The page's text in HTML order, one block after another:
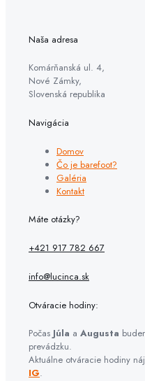
Naša adresa
Komárňanská ul. 4,
Nové Zámky,
Slovenská republika
Navigácia
Domov
Čo je barefoot?
Galéria
Kontakt
Máte otázky?
+421 917 782 667
info@lucinca.sk
Otváracie hodiny:
Počas Júla a Augusta
prevádzku.
Aktuálne otváracie hodiny
IG.